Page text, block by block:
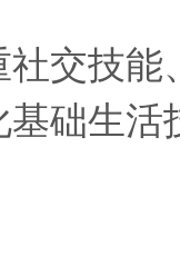
交技能
础生